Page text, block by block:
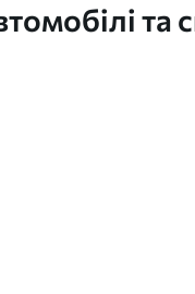
та